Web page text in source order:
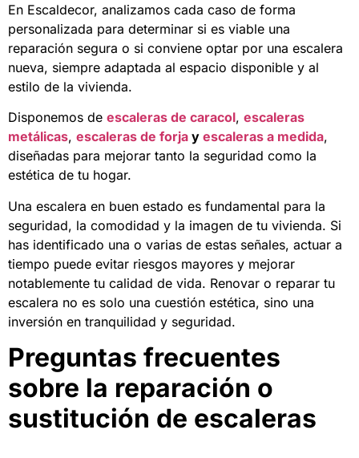
En Escaldecor, analizamos cada caso de forma
personalizada para determinar si es viable una
reparación segura o si conviene optar por una escalera
nueva, siempre adaptada al espacio disponible y al
estilo de la vivienda.
Disponemos de escaleras de caracol, escaleras
metálicas, escaleras de forja y escaleras a medida,
diseñadas para mejorar tanto la seguridad como la
estética de tu hogar.
Una escalera en buen estado es fundamental para la
seguridad, la comodidad y la imagen de tu vivienda. Si
has identificado una o varias de estas señales, actuar a
tiempo puede evitar riesgos mayores y mejorar
notablemente tu calidad de vida. Renovar o reparar tu
escalera no es solo una cuestión estética, sino una
inversión en tranquilidad y seguridad.
Preguntas frecuentes
sobre la reparación o
sustitución de escaleras